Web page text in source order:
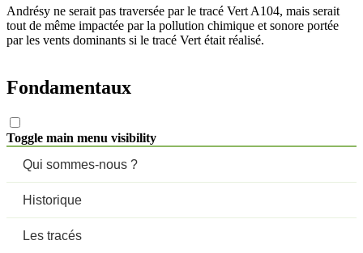
Andrésy ne serait pas traversée par le tracé Vert A104, mais serait
tout de même impactée par la pollution chimique et sonore portée
par les vents dominants si le tracé Vert était réalisé.
Fondamentaux
Toggle main menu visibility
Qui sommes-nous ?
Historique
Les tracés